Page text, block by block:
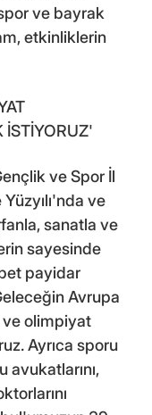
ve bayrak
etkinliklerin
İSTİYORUZ'
ve Spor İl
ve
sanatla ve
sayesinde
payidar
Avrupa
ve olimpiyat
Ayrıca sporu